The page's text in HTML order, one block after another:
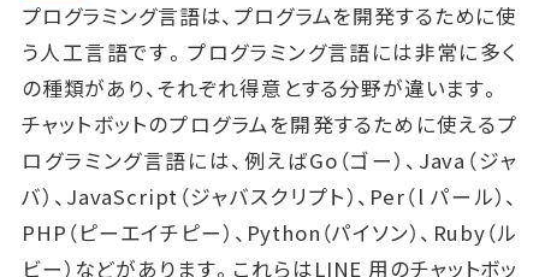
プログラミング言語は、プログラムを開発するために使
う人工言語です。プログラミング言語には非常に多く
の種類があり、それぞれ得意とする分野が違います。
チャットボットのプログラムを開発するために使えるプ
ログラミング言語には、例えばGo（ゴー）、Java（ジャ
バ）、JavaScript（ジャバスクリプト）、Per（l パール）、
PHP（ピーエイチピー）、Python（パイソン）、Ruby（ル
ビー）などがあります。これらはLINE 用のチャットボッ